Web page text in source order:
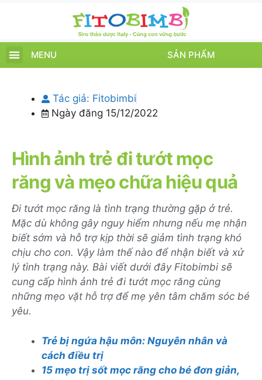
MENU SẢN PHẨM
Tác giả: Fitobimbi
Ngày đăng 15/12/2022
Hình ảnh trẻ đi tướt mọc
răng và mẹo chữa hiệu quả
Đi tướt mọc răng là tình trạng thường gặp ở trẻ.
Mặc dù không gây nguy hiểm nhưng nếu mẹ nhận
biết sớm và hỗ trợ kịp thời sẽ giảm tình trạng khó
chịu cho con. Vậy làm thế nào để nhận biết và xử
lý tình trạng này. Bài viết dưới đây Fitobimbi sẽ
cung cấp hình ảnh trẻ đi tướt mọc răng cùng
những mẹo vặt hỗ trợ để mẹ yên tâm chăm sóc bé
yêu.
Trẻ bị ngứa hậu môn: Nguyên nhân và
cách điều trị
15 mẹo trị sốt mọc răng cho bé đơn giản,